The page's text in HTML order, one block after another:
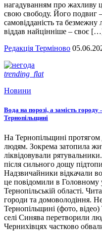
нагадуванням про жахливу
свою свободу. Його подвиг
самовідданість та
віддав найцінніше – своє
Редакція Терміново
trending_flat
Новини
Вода на порозі, а замість городу
Тернопільщині
На Тернопільщині протягом
людям. Зокрема затопила
ліквідовували
після сильного дощу
Надзвичайники відкачали
це повідомили в
Тернопільській області.
городи та домоволодіння.
Тернопільщині (фото,
селі Синява перетворили
Чернихівцях частково